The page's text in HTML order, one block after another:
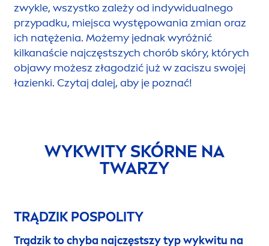
zwykle, wszystko zależy od indywidualnego
przypadku, miejsca występowania zmian oraz
ich natężenia. Możemy jednak wyróżnić
kilkanaście najczęstszych chorób skóry, których
objawy możesz złagodzić już w zaciszu swojej
łazienki. Czytaj dalej, aby je poznać!
WYKWITY SKÓRNE NA
TWARZY
TRĄDZIK POSPOLITY
Trądzik to chyba najczęstszy typ wykwitu na